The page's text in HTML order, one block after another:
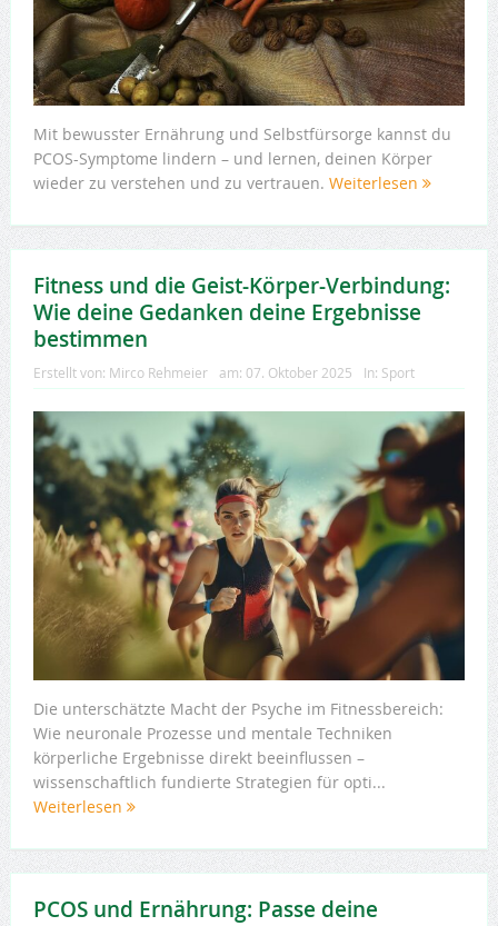
Mit bewusster Ernährung und Selbstfürsorge kannst du
PCOS-Symptome lindern – und lernen, deinen Körper
wieder zu verstehen und zu vertrauen. Weiterlesen
Fitness und die Geist-Körper-Verbindung:
Wie deine Gedanken deine Ergebnisse
bestimmen
Erstellt von: Mirco Rehmeier am: 07. Oktober 2025 In: Sport
Die unterschätzte Macht der Psyche im Fitnessbereich:
Wie neuronale Prozesse und mentale Techniken
körperliche Ergebnisse direkt beeinflussen –
wissenschaftlich fundierte Strategien für opti...
Weiterlesen
PCOS und Ernährung: Passe deine